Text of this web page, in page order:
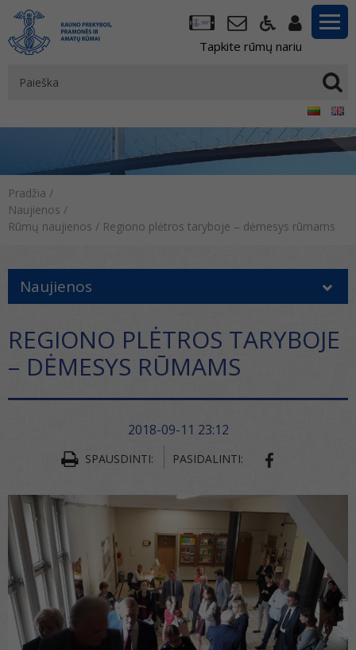
Tapkite rūmų nariu
Pradžia /
Naujienos /
Rūmų naujienos / Regiono plėtros taryboje – dėmesys rūmams
Naujienos
REGIONO PLĖTROS TARYBOJE
– DĖMESYS RŪMAMS
2018-09-11 23:12
SPAUSDINTI: PASIDALINTI: